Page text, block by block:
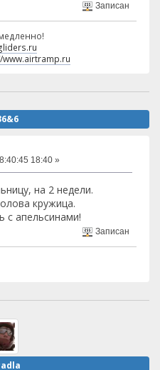
Записан
www.airtramp.ru
18:40 »
на 2 недели.
кружица.
с апельсинами!
Записан